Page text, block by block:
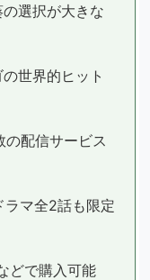
選択が大きな
世界的ヒット
配信サービス
ラマ全2話も限定
どで購入可能